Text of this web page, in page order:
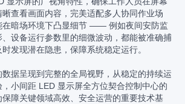
查看画面内容，完美适配多人协同作业场
在暗场环境下凸显细节 —— 例如夜间安防监
设备运行参数里的细微波动，都能被准确捕
发现潜在隐患，保障系统稳定运行。
据呈现到完整的全局视野，从稳定的持续运
小间距 LED 显示屏全方位契合控制中心的
障关键领域高效、安全运营的重要技术基